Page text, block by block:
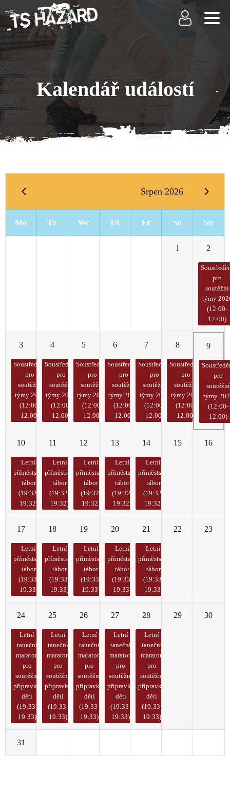
Kalendář událostí
Srpen 2026
Mo Tu We Th Fr Sa Su
1 2
pro
soutěžní
týmy
(12:00-
12:00)
3
Soustředění
pro
soutěžní
týmy 2026
(12:00-
12:00)
4
Soustředění
pro
soutěžní
týmy 2026
(12:00-
12:00)
5
Soustředění
pro
soutěžní
týmy 2026
(12:00-
12:00)
6
Soustředění
pro
soutěžní
týmy 2026
(12:00-
12:00)
7
Soustředění
pro
soutěžní
týmy 2026
(12:00-
12:00)
8
Soustředění
pro
soutěžní
týmy 2026
(12:00-
12:00)
9
pro
soutěžní
týmy
(12:00-
12:00)
10
Letní
příměstský
tábor
(19:32-
19:32)
11
Letní
příměstský
tábor
(19:32-
19:32)
12
Letní
příměstský
tábor
(19:32-
19:32)
13
Letní
příměstský
tábor
(19:32-
19:32)
14
Letní
příměstský
tábor
(19:32-
19:32)
15 16
17
Letní
příměstský
tábor
(19:33-
19:33)
18
Letní
příměstský
tábor
(19:33-
19:33)
19
Letní
příměstský
tábor
(19:33-
19:33)
20
Letní
příměstský
tábor
(19:33-
19:33)
21
Letní
příměstský
tábor
(19:33-
19:33)
22 23
24
Letní
taneční
maraton
pro
soutěžní
přípravky
dětí
(19:33-
19:33)
25
Letní
taneční
maraton
pro
soutěžní
přípravky
dětí
(19:33-
19:33)
26
Letní
taneční
maraton
pro
soutěžní
přípravky
dětí
(19:33-
19:33)
27
Letní
taneční
maraton
pro
soutěžní
přípravky
dětí
(19:33-
19:33)
28
Letní
taneční
maraton
pro
soutěžní
přípravky
dětí
(19:33-
19:33)
29 30
31